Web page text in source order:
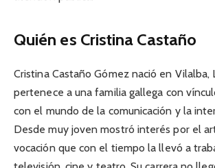
Quién es Cristina Castaño
Cristina Castaño Gómez nació en Vilalba,
pertenece a una familia gallega con
con el mundo de la comunicación y la
Desde muy joven mostró interés por el
vocación que con el tiempo la llevó a